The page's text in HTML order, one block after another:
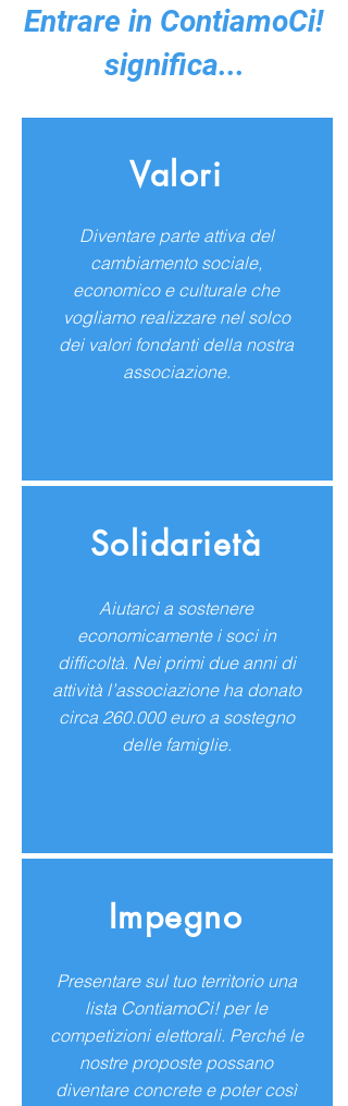
Entrare in ContiamoCi!
significa...
Valori
Diventare parte attiva del
cambiamento sociale,
economico e culturale che
vogliamo realizzare nel solco
dei valori fondanti della nostra
associazione.
Solidarietà
Aiutarci a sostenere
economicamente i soci in
difficoltà. Nei primi due anni di
attività l’associazione ha donato
circa 260.000 euro a sostegno
delle famiglie.
Impegno
Presentare sul tuo territorio una
lista ContiamoCi! per le
competizioni elettorali. Perché le
nostre proposte possano
diventare concrete e poter così